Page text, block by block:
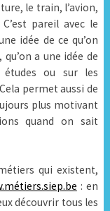
le train, l’avion,
pareil avec le
idée de ce qu’on
a une idée de
ou sur les
permet aussi de
plus motivant
quand on sait
qui existent,
: en
découvrir tous les